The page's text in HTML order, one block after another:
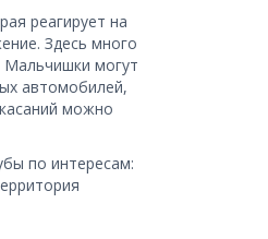
реагирует на
Здесь много
Мальчишки могут
автомобилей,
можно
по интересам: